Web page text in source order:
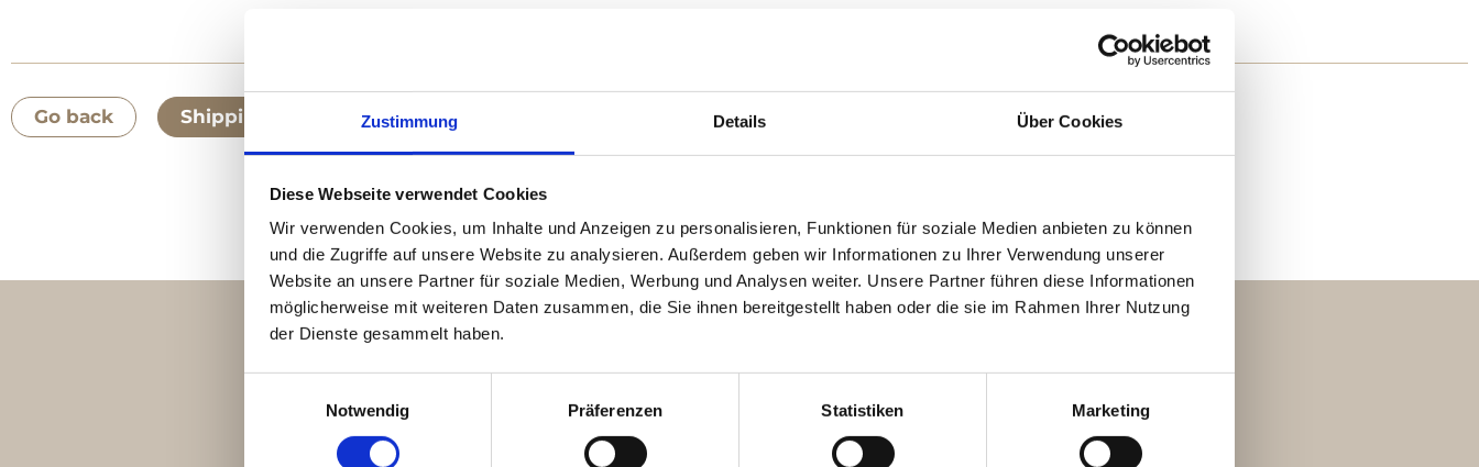
Zustimmung Details Über Cookies
Diese Webseite verwendet Cookies
Wir verwenden Cookies, um Inhalte und Anzeigen zu personalisieren, Funktionen für soziale Medien anbieten zu können
und die Zugriffe auf unsere Website zu analysieren. Außerdem geben wir Informationen zu Ihrer Verwendung unserer
Website an unsere Partner für soziale Medien, Werbung und Analysen weiter. Unsere Partner führen diese Informationen
möglicherweise mit weiteren Daten zusammen, die Sie ihnen bereitgestellt haben oder die sie im Rahmen Ihrer Nutzung
der Dienste gesammelt haben.
Notwendig
Präferenzen Statistiken Marketing
Go back Shipping information Get help
Bestsellers / Featured Products